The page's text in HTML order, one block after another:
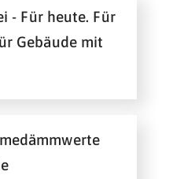
- Für heute. Für
Gebäude mit